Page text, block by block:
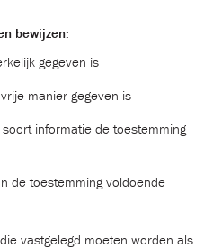
bewijzen:
gegeven is
manier gegeven is
informatie de toestemming
de toestemming voldoende
vastgelegd moeten worden als